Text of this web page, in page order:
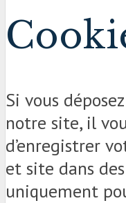
Si vous
notre site, il
d’enregistrer
et site dans des
uniquement